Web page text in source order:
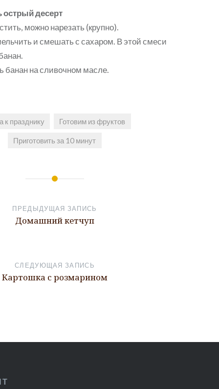
острый десерт
можно нарезать (крупно).
и смешать с сахаром. В этой смеси
банан на сливочном масле.
к празднику Готовим из фруктов
Приготовить за 10 минут
ПРЕДЫДУЩАЯ ЗАПИСЬ
Домашний кетчуп
СЛЕДУЮЩАЯ ЗАПИСЬ
Картошка с розмарином